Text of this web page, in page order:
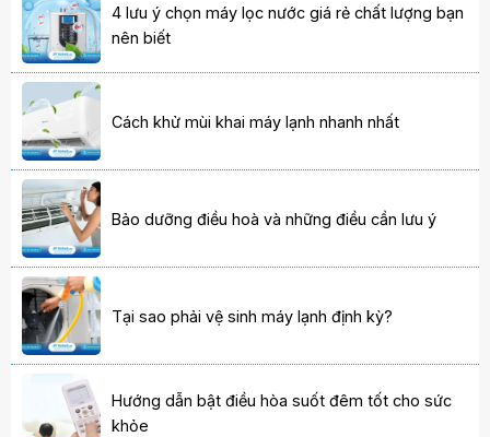
4 lưu ý chọn máy lọc nước giá rẻ chất lượng bạn
nên biết
Cách khử mùi khai máy lạnh nhanh nhất
Bảo dưỡng điều hoà và những điều cần lưu ý
Tại sao phải vệ sinh máy lạnh định kỳ?
Hướng dẫn bật điều hòa suốt đêm tốt cho sức
khỏe